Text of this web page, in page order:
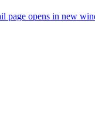
page opens in new